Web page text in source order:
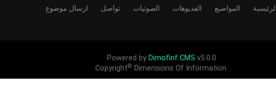
المواضيع الفديوهات الصوتيات تواصل ارسال موضوع
Powered by Dimofinf CMS v5.0.0
Copyright© Dimensions Of Information.